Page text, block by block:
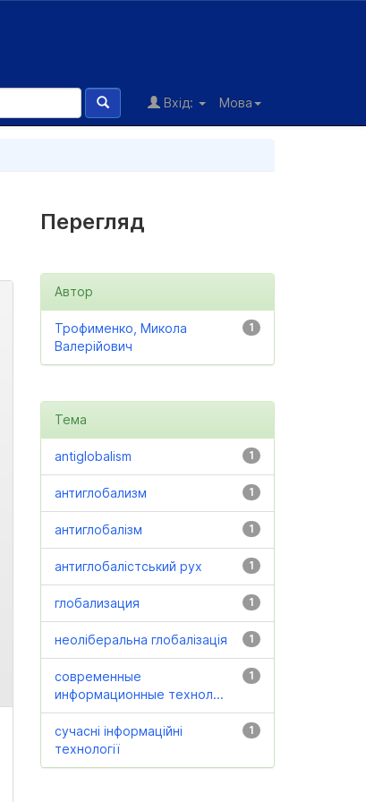
Мова
Вхід:
Перегляд
Автор
1
Трофименко, Микола
Валерійович
Тема
1
antiglobalism
1
антиглобализм
1
антиглобалізм
1
антиглобалістський рух
1
глобализация
1
неоліберальна глобалізація
1
современные
информационные технол...
1
сучасні інформаційні
технології